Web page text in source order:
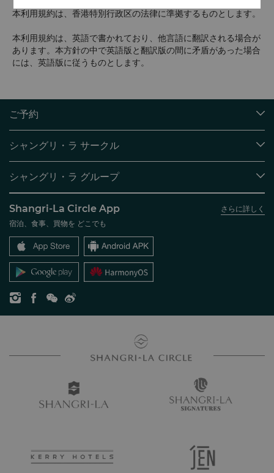
本利用規約は、香港特別行政区の法律に準拠するものとします。
本利用規約は、英語で書かれており、他言語に翻訳される場合が
あります。本方針の中で英語版と翻訳版の間に矛盾があった場合
には、英語版に従うものとします。
ご予約
ご予約の検索
レストラン＆バー
シャングリ・ラ サークル
シャングリ・ラ サークルに入会
よくあるお問合せや質問
SLCに関するお問い合わせ
シャングリ・ラ グループ
シャングリ・ラ ブランド
シャングリ・ラ センター
レジデンス
お問い合わせ
採用情報
企業の社会的責任
ニュース
Shangri-La Circle App
さらに詳しく
宿泊、食事、買物を どこでも